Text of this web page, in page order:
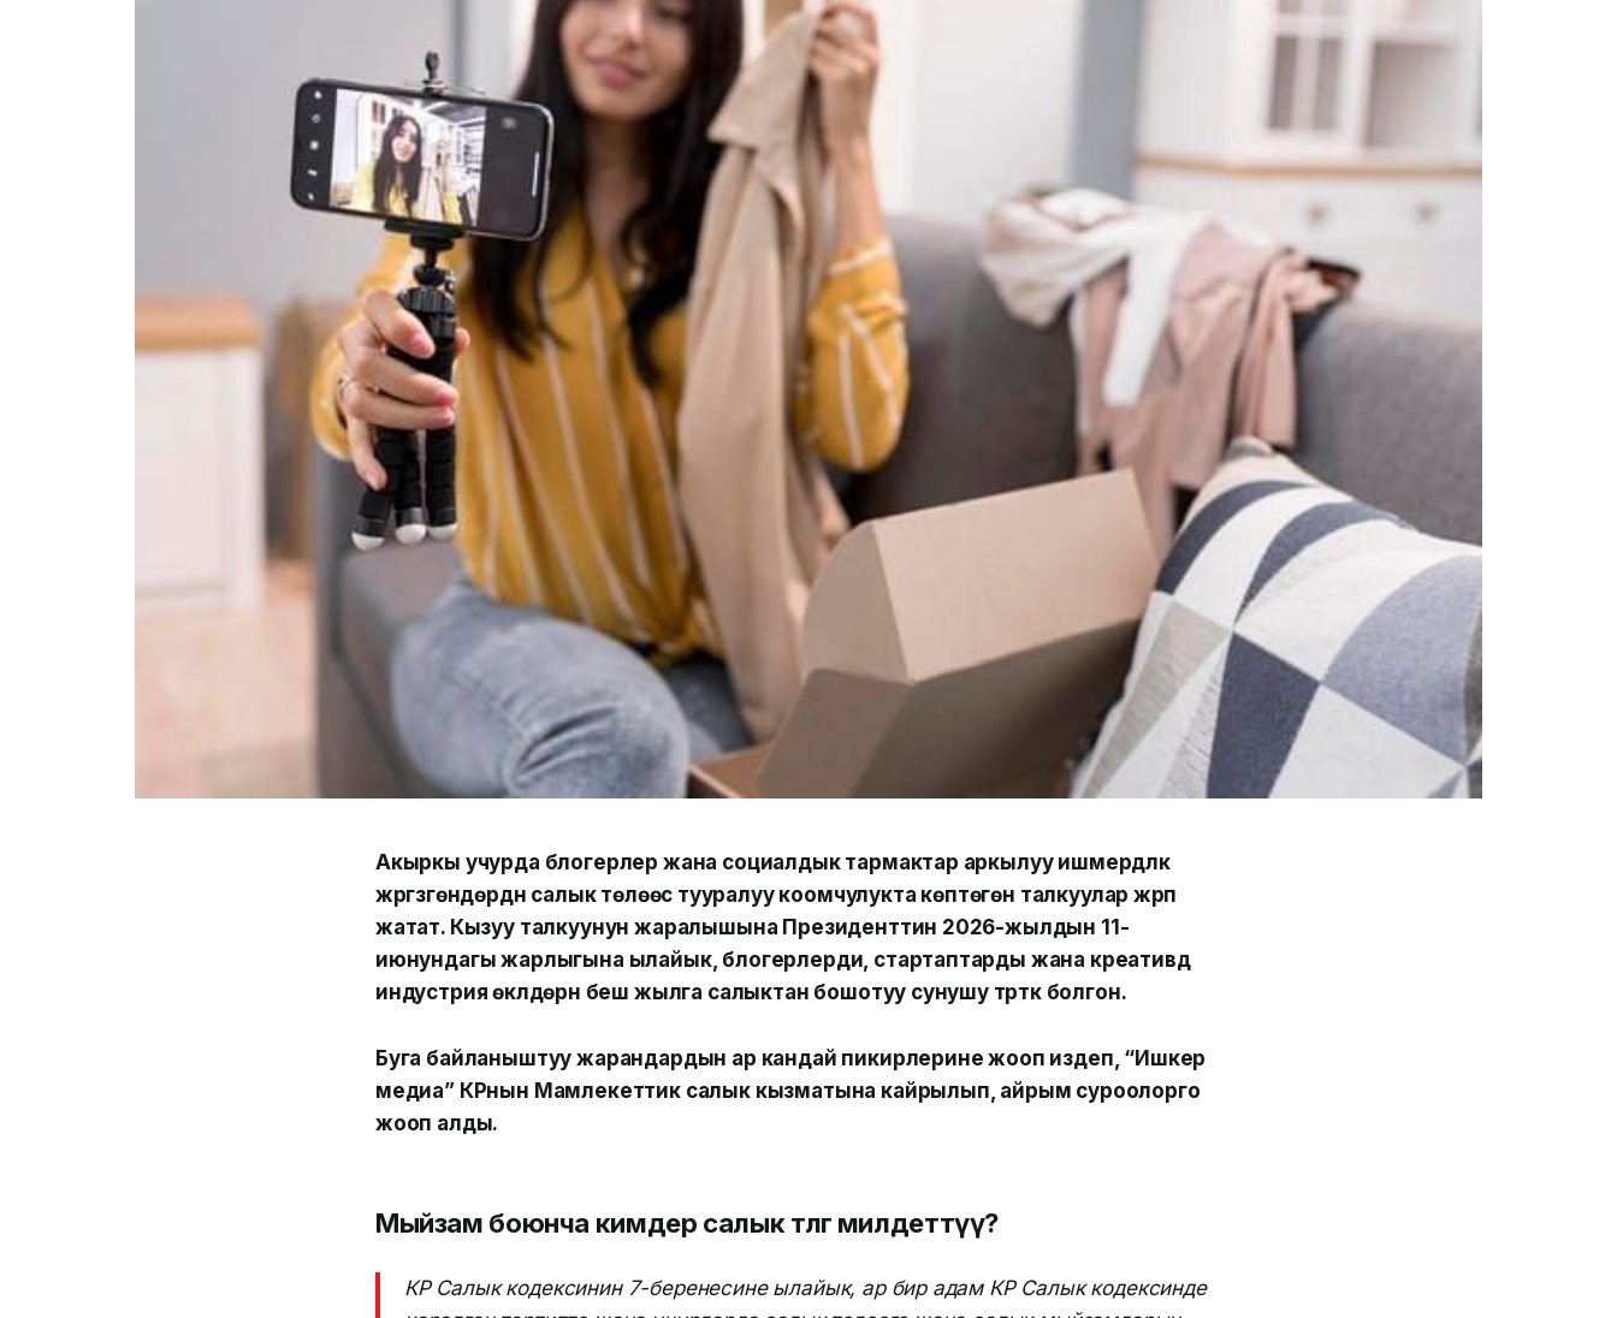
Акыркы учурда блогерлер жана социалдык тармактар аркылуу ишмердүүлүк
жүргүзгөндөрдүн салык төлөөсү тууралуу коомчулукта көптөгөн талкуулар жүрүп
жатат. Кызуу талкуунун жаралышына Президенттин 2026-жылдын 11-
июнундагы жарлыгына ылайык, блогерлерди, стартаптарды жана креативдүү
индустрия өкүлдөрүн беш жылга салыктан бошотуу сунушу түрткү болгон.
Буга байланыштуу жарандардын ар кандай пикирлерине жооп издеп, “Ишкер
медиа” КРнын Мамлекеттик салык кызматына кайрылып, айрым суроолорго
жооп алды.
Мыйзам боюнча кимдер салык төлөөгө милдеттүү?
КР Салык кодексинин 7-беренесине ылайык, ар бир адам КР Салык кодексинде